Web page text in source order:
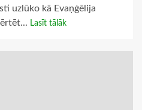
uzlūko kā Evaņģēlija
Lasīt tālāk